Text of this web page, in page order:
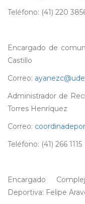
Teléfono: (41) 220
Encargado de
Castillo
Correo:
Administrador de
Torres Henríquez
Correo:
Teléfono: (41) 266 1115
Encargado
Deportiva: Felipe